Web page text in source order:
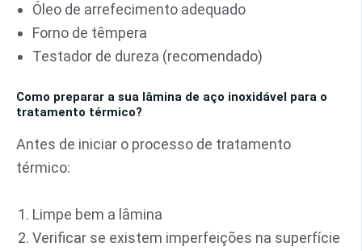
Óleo de arrefecimento adequado
Forno de têmpera
Testador de dureza (recomendado)
Como preparar a sua lâmina de aço inoxidável para o
tratamento térmico?
Antes de iniciar o processo de tratamento
térmico:
Limpe bem a lâmina
Verificar se existem imperfeições na superfície